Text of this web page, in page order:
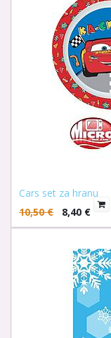
Cars set za hranu
10,50€ 8,40 €